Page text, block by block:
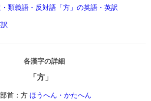
・類義語・反対語 「方」の英語・英訳
各漢字の詳細
「方」
部首：方 ほうへん・かたへん